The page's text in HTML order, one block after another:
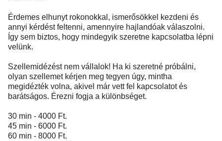
Érdemes elhunyt rokonokkal, ismerősökkel kezdeni és
annyi kérdést feltenni, amennyire hajlandóak válaszolni.
Így sem biztos, hogy mindegyik szeretne kapcsolatba lépni
velünk.
Szellemidézést nem vállalok! Ha ki szeretné próbálni,
olyan szellemet kérjen meg tegyen úgy, mintha
megidézték volna, akivel már vett fel kapcsolatot és
barátságos. Érezni fogja a különbséget.
30 min - 4000 Ft.
45 min - 6000 Ft.
60 min - 8000 Ft.